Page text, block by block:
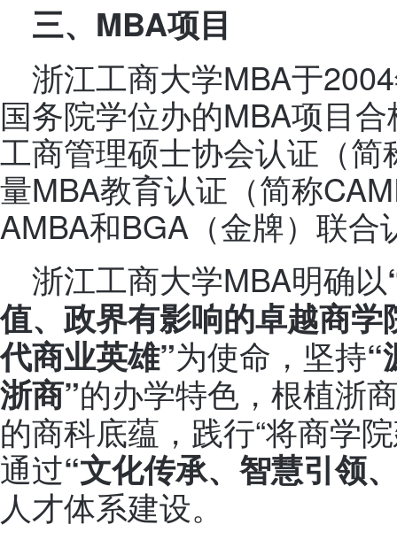
三、MBA项目
浙江工商大学MBA于
国务院学位办的MBA项目
工商管理硕士协会认证（
量MBA教育认证（简称
AMBA和BGA（金牌）联合
浙江工商大学MBA明确以
值、政界有影响的卓越商学
代商业英雄”为使命，坚持“
浙商”的办学特色，根植浙
的商科底蕴，践行“将商学
通过“文化传承、智慧引领
人才体系建设。